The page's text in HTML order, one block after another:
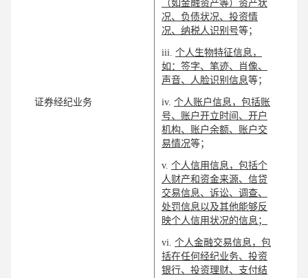
证券经纪业务
（如金融资产等）资产状
况、负债状况、投资情
况、纳税人识别号等；
iii. 个人生物特征信息，
如：签字、笔迹、肖像、
声音、人脸识别信息等；
iv. 个人账户信息，包括账
号、账户开立时间、开户
机构、账户余额、账户交
易情况等；
v. 个人信用信息，包括个
人财产和资金来源、信贷
交易信息、诉讼、调查、
处罚信息以及其他能够反
映个人信用状况的信息；
vi. 个人金融交易信息，包
括在任何经纪业务、投资
银行、投资理财、支付结